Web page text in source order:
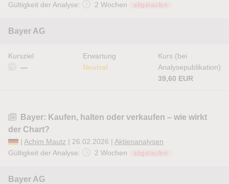
Gültigkeit der Analyse:
2 Wochen abgelaufen
Bayer AG
Kursziel
—
Erwartung
Neutral
Kurs (bei
Analysepublikation)
39,60 EUR
Bayer: Kaufen, halten oder verkaufen – wie wirkt
der Chart?
| Achim Mautz | 26.02.2026 | Aktienanalysen
Gültigkeit der Analyse:
2 Wochen abgelaufen
Bayer AG